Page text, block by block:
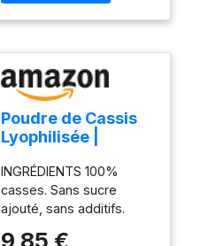
Poudre de Cassis
Lyophilisée |
Powder |
Superfood
Bourgeon de
Cassis Poudre Pur
INGRÉDIENTS 100%
casses. Sans sucre
ajouté, sans additifs.
9,85 €